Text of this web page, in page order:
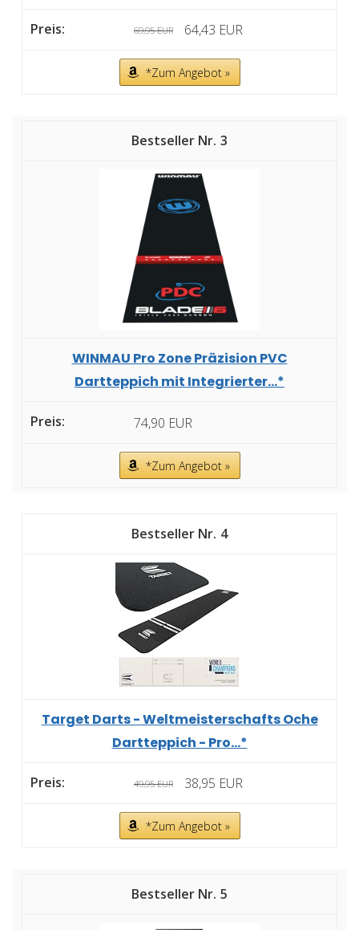
69,95 EUR 64,43 EUR
*Zum Angebot »
3
WINMAU Pro Zone Präzision PVC
Dartteppich mit Integrierter...*
74,90 EUR
*Zum Angebot »
4
Target Darts - Weltmeisterschafts Oche
Dartteppich - Pro...*
49,95 EUR 38,95 EUR
*Zum Angebot »
5